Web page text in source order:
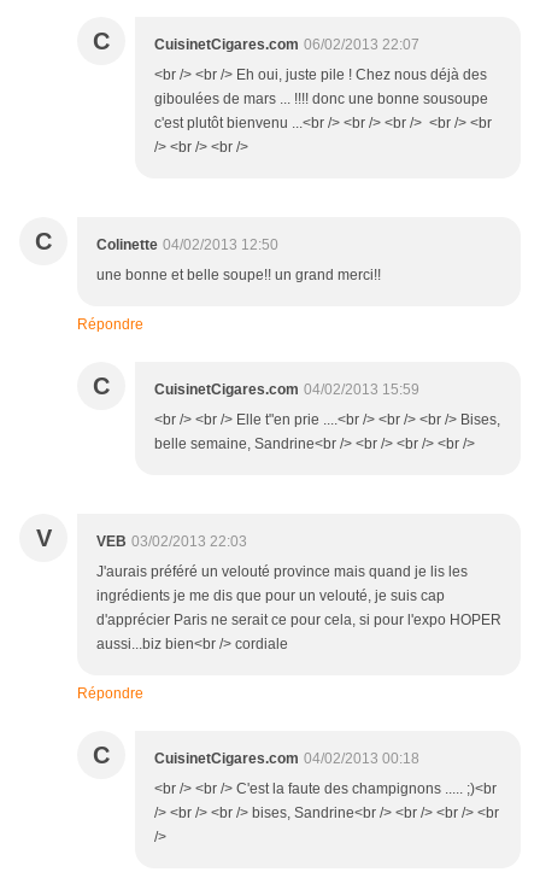
C CuisinetCigares.com 06/02/2013 22:07
<br /> <br /> Eh oui, juste pile ! Chez nous déjà des
giboulées de mars ... !!!! donc une bonne sousoupe
c'est plutôt bienvenu ...<br /> <br /> <br /> <br /> <br
/> <br /> <br />
C Colinette 04/02/2013 12:50
une bonne et belle soupe!! un grand merci!!
Répondre
C CuisinetCigares.com 04/02/2013 15:59
<br /> <br /> Elle t"en prie ....<br /> <br /> <br /> Bises,
belle semaine, Sandrine<br /> <br /> <br /> <br />
V VEB 03/02/2013 22:03
J'aurais préféré un velouté province mais quand je lis les
ingrédients je me dis que pour un velouté, je suis cap
d'apprécier Paris ne serait ce pour cela, si pour l'expo HOPER
aussi...biz bien<br /> cordiale
Répondre
C CuisinetCigares.com 04/02/2013 00:18
<br /> <br /> C'est la faute des champignons ..... ;)<br
/> <br /> <br /> bises, Sandrine<br /> <br /> <br /> <br
/>